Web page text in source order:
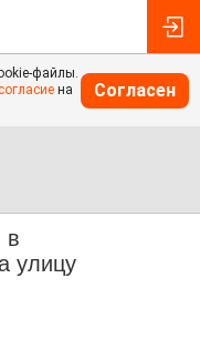
файлы.
на
Согласен
в
улицу